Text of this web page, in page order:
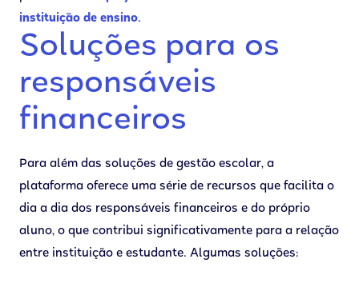
instituição de ensino.
Soluções para os
responsáveis
financeiros
Para além das soluções de gestão escolar, a
plataforma oferece uma série de recursos que facilita o
dia a dia dos responsáveis financeiros e do próprio
aluno, o que contribui significativamente para a relação
entre instituição e estudante. Algumas soluções: